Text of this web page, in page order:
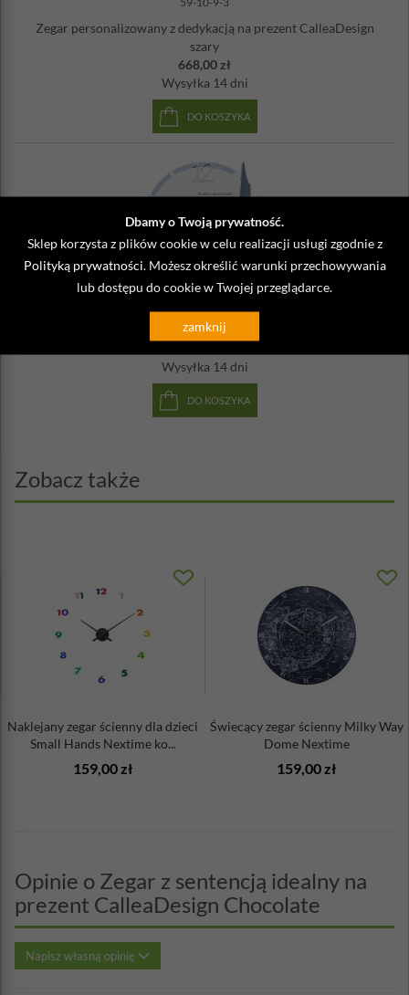
Dbamy o Twoją prywatność.
Sklep korzysta z plików cookie w celu realizacji usługi zgodnie z
Polityką prywatności . Możesz określić warunki przechowywania
lub dostępu do cookie w Twojej przeglądarce.
zamknij
Zegar personalizowany z dedykacją na prezent CalleaDesign
szary
668,00 zł
Wysyłka 14 dni
DO KOSZYKA
59-10-9-44
Zegar grawerowaną dedykacją na prezent CalleaDesign
niebieski
Wysyłka 14 dni
DO KOSZYKA
Zobacz także
Naklejany zegar ścienny dla dzieci
Small Hands Nextime ko...
159,00 zł
Świecący zegar ścienny Milky Way
Dome Nextime
159,00 zł
Opinie o Zegar z sentencją idealny na
prezent CalleaDesign Chocolate
Napisz własną opinię